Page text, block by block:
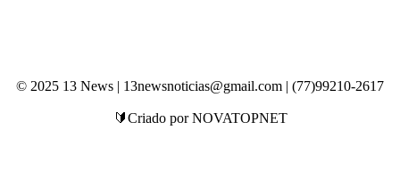
© 2025 13 News | 13newsnoticias@gmail.com | (77)99210-2617
🔰Criado por NOVATOPNET